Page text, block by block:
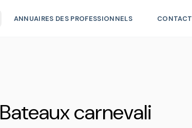
ANNUAIRES DES PROFESSIONNELS CONTACT
Bateaux carnevali